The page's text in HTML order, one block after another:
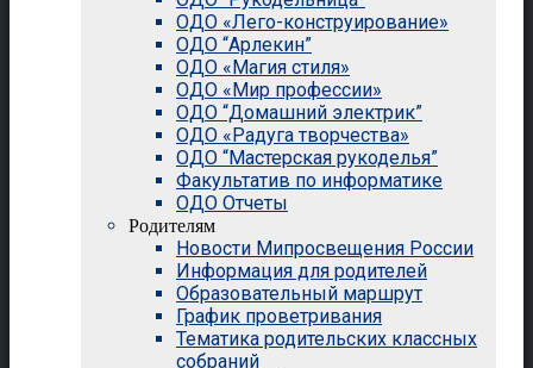
ОДО «Лего-конструирование»
ОДО “Арлекин”
ОДО «Магия стиля»
ОДО «Мир профессии»
ОДО “Домашний электрик”
ОДО «Радуга творчества»
ОДО “Мастерская рукоделья”
Факультатив по информатике
ОДО Отчеты
Родителям
Новости Мипросвещения России
Информация для родителей
Образовательный маршрут
График проветривания
Тематика родительских классных
собраний